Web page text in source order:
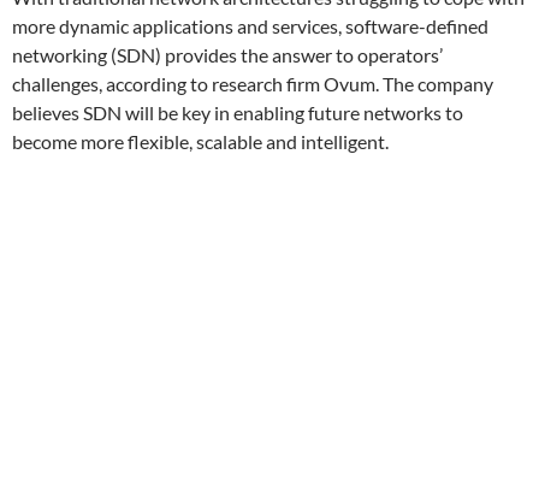
more dynamic applications and services, software-defined
networking (SDN) provides the answer to operators’
challenges, according to research firm Ovum. The company
believes SDN will be key in enabling future networks to
become more flexible, scalable and intelligent.